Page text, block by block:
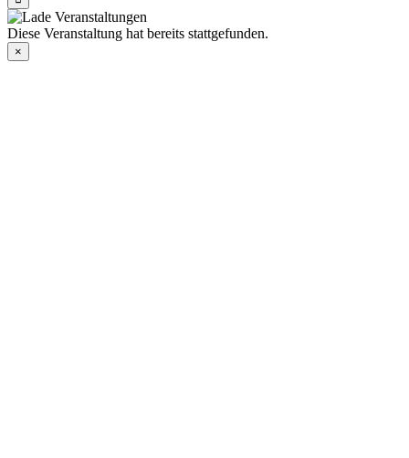
Diese Veranstaltung hat bereits stattgefunden.
×